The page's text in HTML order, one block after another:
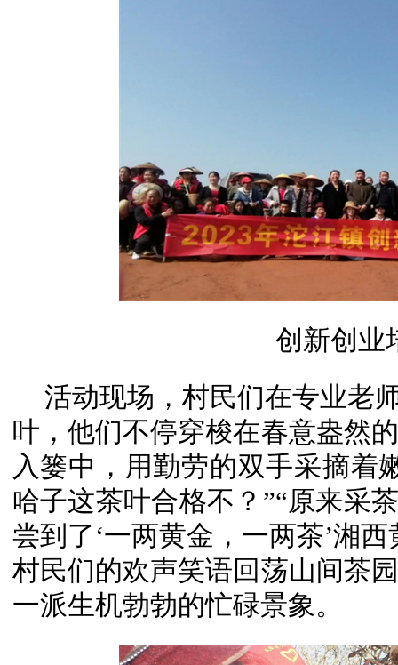
创新创业
活动现场，村民们在专业老
叶，他们不停穿梭在春意盎然
入篓中，用勤劳的双手采摘着
哈子这茶叶合格不？”“原来采
尝到了‘一两黄金，一两茶’湘
村民们的欢声笑语回荡山间茶
一派生机勃勃的忙碌景象。